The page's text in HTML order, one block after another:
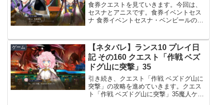
食券クエストを見ていきます。今回は、
セスナとアニスです。食券イベントセス
ナ 食券イベントセスナ・ベンビールの食
眠ってしまう癖は治っていません。相変
わらずの性格のランス...
ゲーム
【ネタバレ】ランス10 プレイ日
記 その160 クエスト「作戦 ベズ
ドグ山に突撃」35
引き続き、クエスト「作戦 ベズドグ山に
突撃」の攻略を進めていきます。クエス
ト「作戦 ベズドグ山に突撃」35魔人ケイ